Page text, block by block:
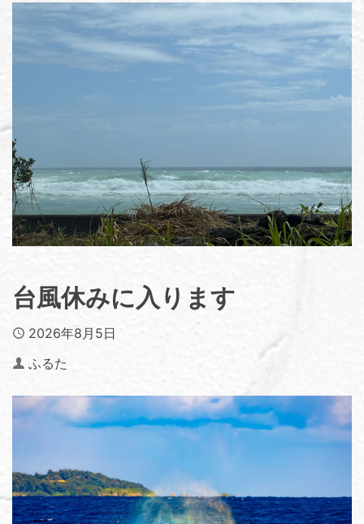
台風休みに入ります
Published
2026年8月5日
Author
ふるた